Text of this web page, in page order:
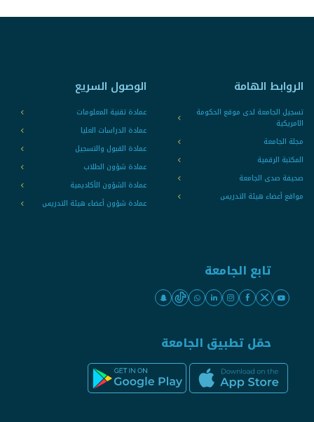
الروابط الهامة
تسجيل الجامعة لدى موقع الحكومة
الامريكية
مجلة الجامعة
المكتبة الرقمية
صحيفة صدى الجامعة
مواقع أعضاء هيئة التدريس
الوصول السريع
عمادة تقنية المعلومات
عمادة الدراسات العليا
عمادة القبول والتسجيل
عمادة شؤون الطلاب
عمادة الشؤون الأكاديمية
عمادة شؤون أعضاء هيئة التدريس
تابع الجامعة
حمّل تطبيق الجامعة